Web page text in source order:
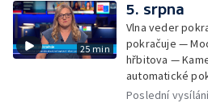
25 min
5. srpna
Vlna veder
pokračuje —
hřbitova —
automatické
Demolice
Poslední